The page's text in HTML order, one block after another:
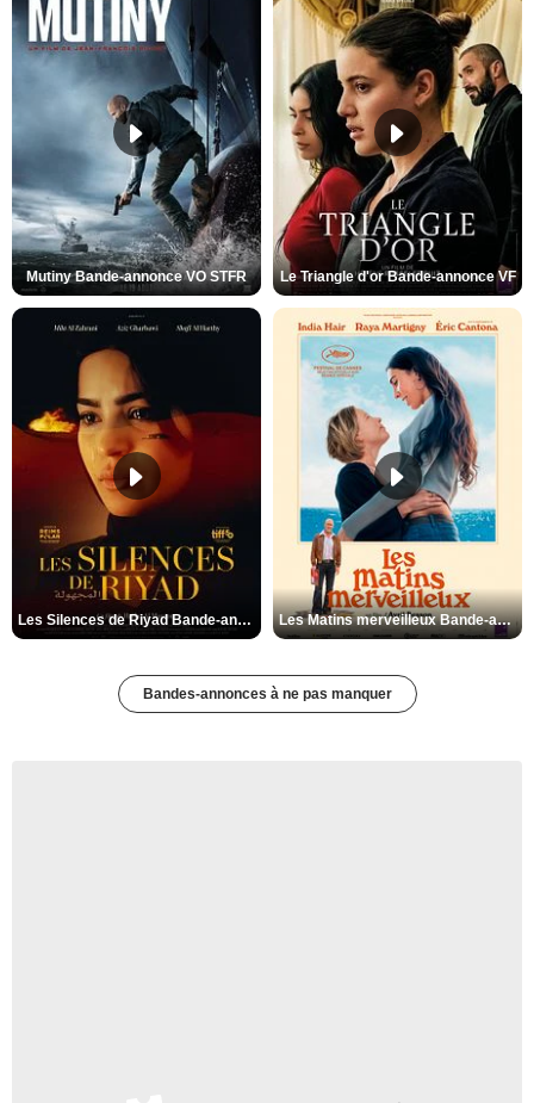
Mutiny Bande-annonce VO STFR Le Triangle d'or Bande-annonce VF
Les Silences de Riyad Bande-annonce VO STFR Les Matins merveilleux Bande-annonce VF
Bandes-annonces à ne pas manquer